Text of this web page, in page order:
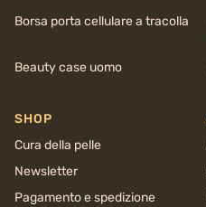
Borsa porta cellulare a tracolla
Beauty case uomo
SHOP
Cura della pelle
Newsletter
Pagamento e spedizione